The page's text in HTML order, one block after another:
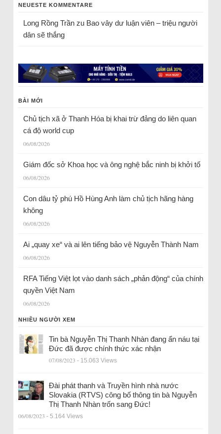
NEUESTE KOMMENTARE
Long Rồng Trầnzu Bao vây dư luận viên – triệu người
dân sẽ thắng
BÀI MỚI
Chủ tịch xã ở Thanh Hóa bị khai trừ đảng do liên quan
cá độ world cup
06/08/2026
Giám đốc sở Khoa học và ông nghệ bắc ninh bị khởi tố
06/08/2026
Con dâu tỷ phú Hồ Hùng Anh làm chủ tịch hãng hàng
không
06/08/2026
Ai „quay xe“ và ai lên tiếng bảo vệ Nguyễn Thành Nam
06/08/2026
RFA Tiếng Việt lọt vào danh sách „phản động“ của chính
quyền Việt Nam
06/08/2026
NHIỀU NGƯỜI XEM
Tin bà Nguyễn Thị Thanh Nhàn đang ẩn náu tại
Đức đã được chính thức xác nhận
07/08/2023 - 15.063 Views
Đài phát thanh và Truyền hình nhà nước
Slovakia (RTVS) công bố thông tin bà Nguyễn
Thị Thanh Nhàn trốn sang Đức!
06/08/2023 - 5.164 Views